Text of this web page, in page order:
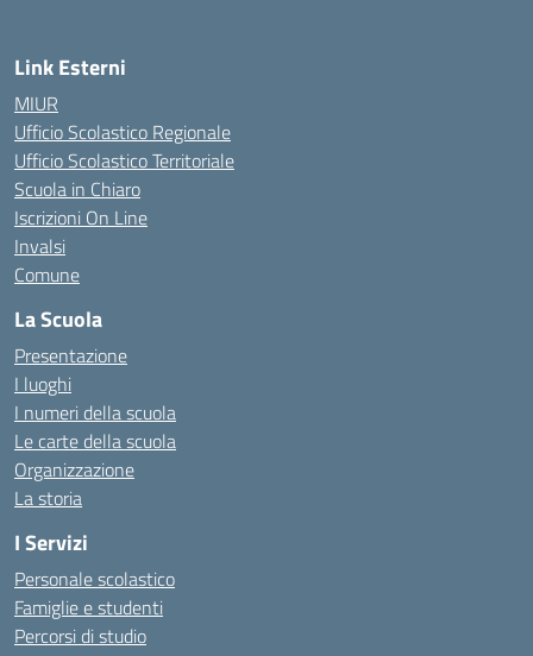
Link Esterni
MIUR
Ufficio Scolastico Regionale
Ufficio Scolastico Territoriale
Scuola in Chiaro
Iscrizioni On Line
Invalsi
Comune
La Scuola
Presentazione
I luoghi
I numeri della scuola
Le carte della scuola
Organizzazione
La storia
I Servizi
Personale scolastico
Famiglie e studenti
Percorsi di studio